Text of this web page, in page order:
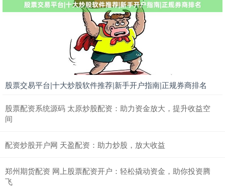
股票交易平台|十大炒股软件推荐|新手开户指南|正规券商排名
股票配资系统源码 太原炒股配资：助力资金放大，提升收益空
间
配资炒股开户网 天盈配资：助力炒股，放大收益
郑州期货配资 网上股票配资开户：轻松撬动资金，助你投资腾
飞